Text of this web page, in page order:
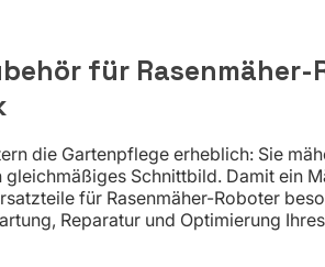
für Rasenmäher-
die Gartenpflege erheblich: Sie
Schnittbild. Damit ein
für Rasenmäher-Roboter
Reparatur und Optimierung